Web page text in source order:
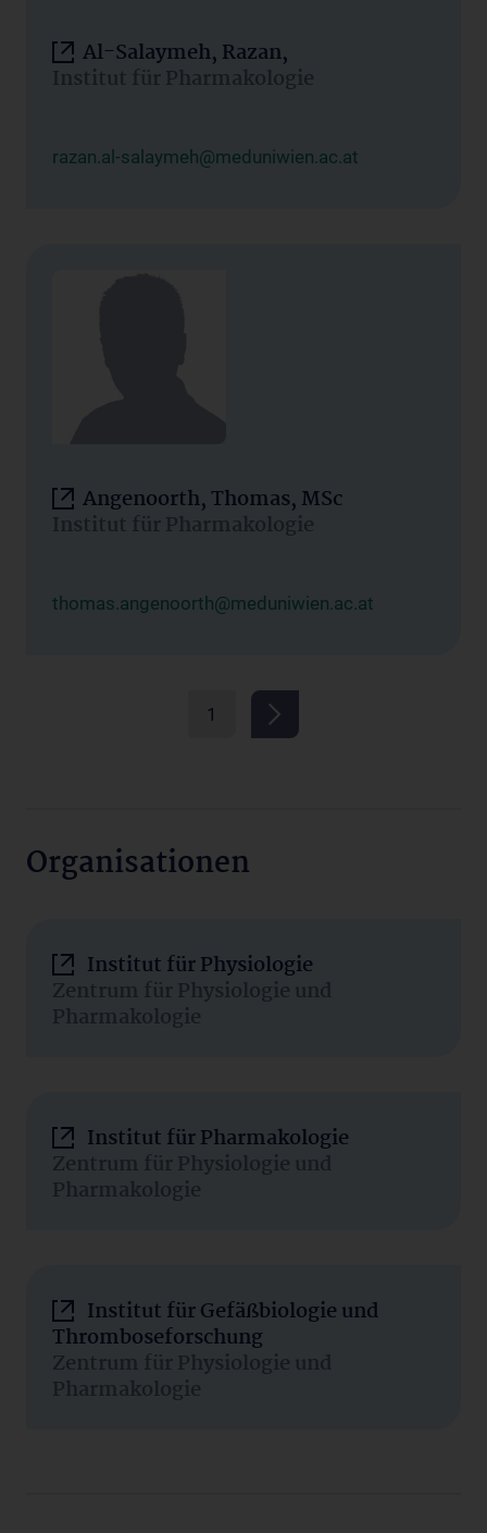
Al-Salaymeh, Razan,
Institut für Pharmakologie
razan.al-salaymeh@meduniwien.ac.at
Angenoorth, Thomas, MSc
Institut für Pharmakologie
thomas.angenoorth@meduniwien.ac.at
1
Organisationen
Institut für Physiologie
Zentrum für Physiologie und
Pharmakologie
Institut für Pharmakologie
Zentrum für Physiologie und
Pharmakologie
Institut für Gefäßbiologie und
Thromboseforschung
Zentrum für Physiologie und
Pharmakologie